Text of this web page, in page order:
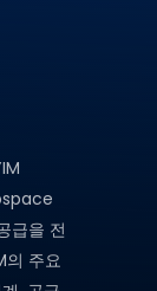
급을 전
의 주요